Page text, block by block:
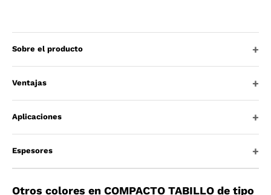
Sobre el producto
Ventajas
Aplicaciones
Espesores
Otros colores en COMPACTO TABILLO de tipo